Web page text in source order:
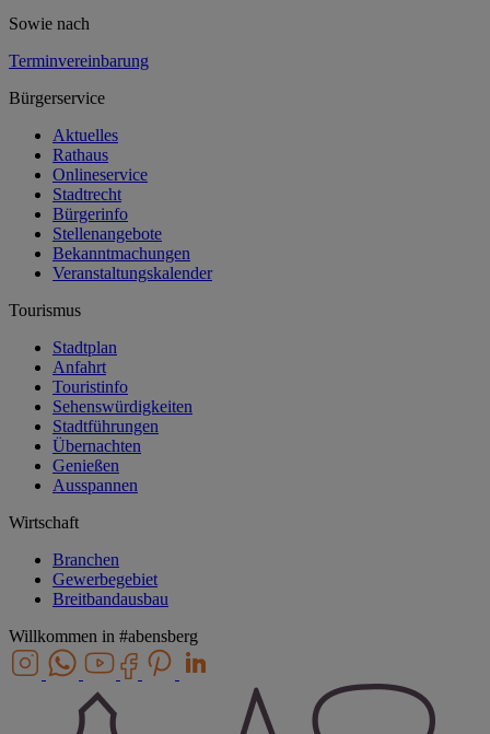
Sowie nach
Terminvereinbarung
Bürgerservice
Aktuelles
Rathaus
Onlineservice
Stadtrecht
Bürgerinfo
Stellenangebote
Bekanntmachungen
Veranstaltungskalender
Tourismus
Stadtplan
Anfahrt
Touristinfo
Sehenswürdigkeiten
Stadtführungen
Übernachten
Genießen
Ausspannen
Wirtschaft
Branchen
Gewerbegebiet
Breitbandausbau
Willkommen in #abensberg